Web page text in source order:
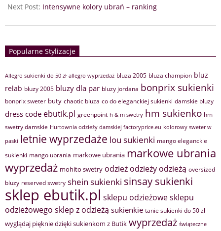
Next Post: Intensywne kolory ubrań – ranking
Popularne Stylizacje
Allegro sukienki do 50 zł allegro wyprzedaż bluza 2005 bluza champion bluz
relab bluzy 2005 bluzy dla par bluzy jordana bonprix sukienki
bonprix sweter buty chaotic bluza co do eleganckiej sukienki damskie bluzy
dress code ebutik.pl greenpoint h & m swetry hm sukienko hm
swetry damskie Hurtownia odzieży damskiej factoryprice.eu kolorowy sweter w
paski letnie wyprzedaże lou sukienki mango eleganckie
sukienki mango ubrania markowe ubrania markowe ubrania
wyprzedaż mohito swetry odzież odzieży odzieżą oversized
bluzy reserved swetry shein sukienki sinsay sukienki
sklep ebutik.pl sklepu odzieżowesklepu
odzieżowego sklep z odzieżą sukienkie tanie sukienki do 50 zł
wyglądaj pięknie dzięki sukienkom z Butik wyprzedaż świąteczne